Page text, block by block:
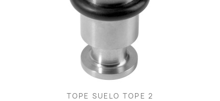
TOPE SUELO TOPE 2